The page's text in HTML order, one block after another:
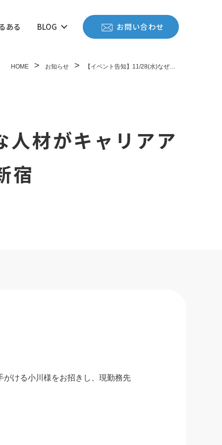
ある BLOG お問い合わせ
HOME お知らせ 【イベント告知】11/28(水)なぜ…
材がキャリアア
宿
ける小川様をお招きし、現勤務先